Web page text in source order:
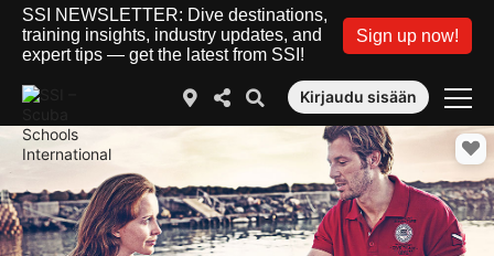
SSI NEWSLETTER: Dive destinations,
training insights, industry updates, and
expert tips — get the latest from SSI!
Sign up now!
Kirjaudu sisään